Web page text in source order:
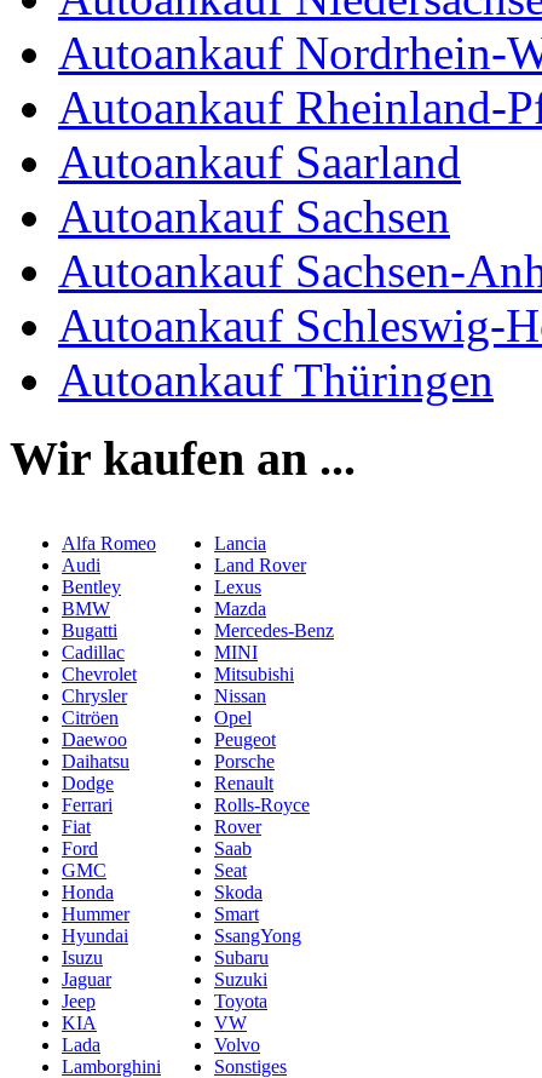
Autoankauf Nordrhein-
Autoankauf Rheinland-
Autoankauf Saarland
Autoankauf Sachsen
Autoankauf Sachsen-
Autoankauf Schleswig-
Autoankauf Thüringen
Wir kaufen an ...
Alfa Romeo
Audi
Bentley
BMW
Bugatti
Cadillac
Chevrolet
Chrysler
Citröen
Daewoo
Daihatsu
Dodge
Ferrari
Fiat
Ford
GMC
Honda
Hummer
Hyundai
Isuzu
Jaguar
Jeep
KIA
Lada
Lamborghini
Lancia
Land Rover
Lexus
Mazda
Mercedes-Benz
MINI
Mitsubishi
Nissan
Opel
Peugeot
Porsche
Renault
Rolls-Royce
Rover
Saab
Seat
Skoda
Smart
SsangYong
Subaru
Suzuki
Toyota
VW
Volvo
Sonstiges